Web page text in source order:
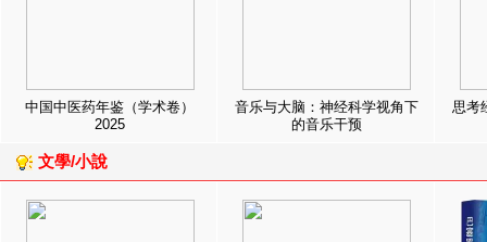
中国中医药年鉴（学术卷）
2025
音乐与大脑：神经科学视角下
的音乐干预
思考
文學/小說